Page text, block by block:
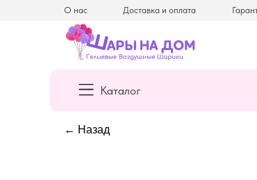
Доставка и оплата
О нас
Каталог
← Назад